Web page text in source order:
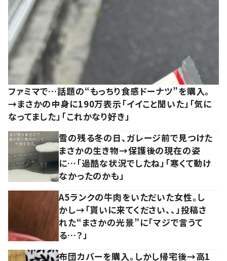
ファミマで…話題の“もっちり食感ドーナツ”を購入。
→まさかの中身に190万表示「イイこと聞いた」「気に
なってました」「これかなり好き」
雪の残る冬の日、ガレージ前で見つけた
まさかの生き物→保護後の現在の姿
に…「過酷な状況でしたね」「寒くて動け
なかったのかも」
A5ランクの牛肉をいただいた女性。し
かし→「貰いに来てください、、」投稿さ
れた“まさかの光景”に「マジで言うて
る…？」
布団カバーを購入。しかし帰宅後→高1